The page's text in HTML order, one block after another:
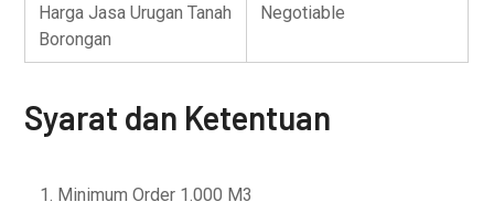
Harga Jasa Urugan Tanah
Borongan
Negotiable
Syarat dan Ketentuan
Minimum Order 1.000 M3